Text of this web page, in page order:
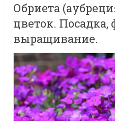
Обриета
цветок. Посадка,
выращивание.